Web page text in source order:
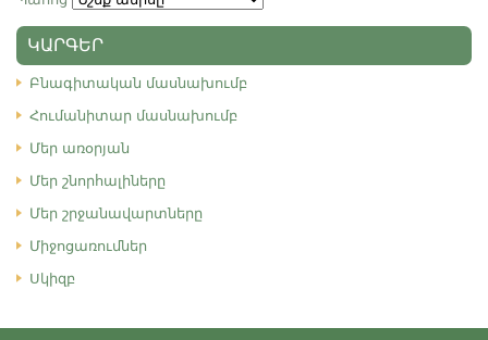
ԿԱՐԳԵՐ
Բնագիտական մասնախումբ
Հումանիտար մասնախումբ
Մեր առօրյան
Մեր շնորհալիները
Մեր շրջանավարտները
Միջոցառումներ
Սկիզբ